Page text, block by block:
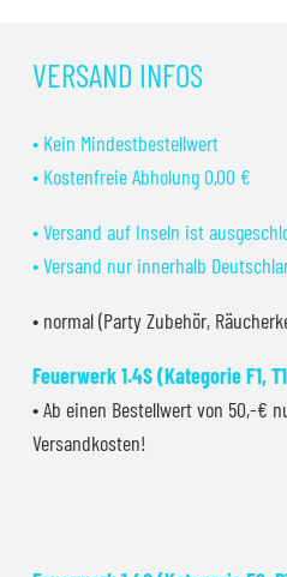
VERSAND INFOS
• Kein Mindestbestellwert
• Kostenfreie Abholung 0,00 €
• Versand auf Inseln ist
• Versand nur innerhalb
• normal (Party Zubehör,
Feuerwerk 1.4S (Kategorie F1,
• Ab einen Bestellwert von 50,-€
Versandkosten!